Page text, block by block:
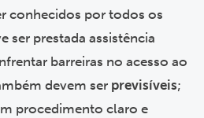
conhecidos por todos os
ser prestada assistência
barreiras no acesso ao
devem ser previsíveis;
procedimento claro e